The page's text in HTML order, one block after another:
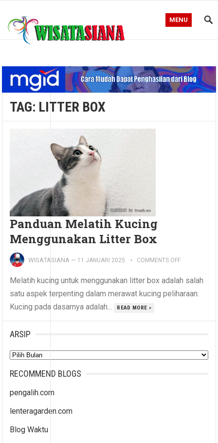
MENU
TAG: LITTER BOX
Panduan Melatih Kucing
Menggunakan Litter Box
WISATASIANA — 11 JANUARI 2025 COMMENTS OFF
Melatih kucing untuk menggunakan litter box adalah salah
satu aspek terpenting dalam merawat kucing peliharaan.
Kucing pada dasarnya adalah...
READ MORE »
ARSIP
Arsip
RECOMMEND BLOGS
pengalih.com
lenteragarden.com
Blog Waktu